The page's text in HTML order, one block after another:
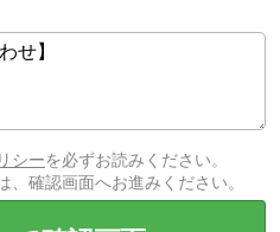
シーを必ずお読みください。
、確認画面へお進みください。